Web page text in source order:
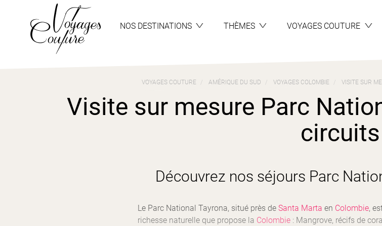
NOS DESTINATIONS THÈMES VOYAGES COUTURE
VOYAGES COUTURE AMÉRIQUE DU SUD VOYAGES COLOMBIE VISITE SUR
Visite sur mesure Parc
circuits
Découvrez nos séjours Parc
Le Parc National Tayrona, situé près de Santa Marta en Colombie,
richesse naturelle que propose la Colombie : Mangrove, récifs de